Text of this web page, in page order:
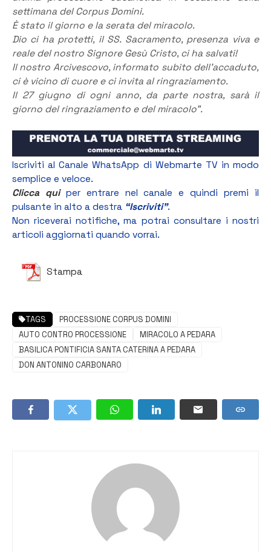
settimana del Corpus Domini.
È stato il giorno e la serata del miracolo.
Dio ci ha protetti, il SS. Sacramento, presenza viva e
reale del nostro Signore Gesù Cristo, ci ha salvati!
Il nostro Arcivescovo, informato subito dell’accaduto,
ci è vicino di cuore e ci invita al ringraziamento.
Il 27 giugno di ogni anno, da parte nostra, sarà il
giorno del ringraziamento e del miracolo”.
Iscriviti al Canale WhatsApp di Webmarte TV in modo
semplice e veloce.
Clicca quiper entrare nel canale e quindi premi il
pulsante in alto a destra “Iscriviti”.
Non riceverai notifiche, ma potrai consultare i nostri
articoli aggiornati quando vorrai.
Stampa
TAGS
PROCESSIONE CORPUS DOMINI
AUTO CONTRO PROCESSIONE
MIRACOLO A PEDARA
BASILICA PONTIFICIA SANTA CATERINA A PEDARA
DON ANTONINO CARBONARO